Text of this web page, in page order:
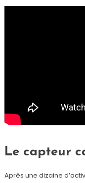
Le capteur
Après une dizaine